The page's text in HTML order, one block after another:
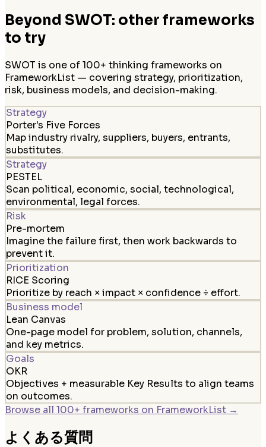
Beyond SWOT: other frameworks
to try
SWOT is one of 100+ thinking frameworks on
FrameworkList — covering strategy, prioritization,
risk, business models, and decision-making.
Strategy
Porter's Five Forces
Map industry rivalry, suppliers, buyers, entrants,
substitutes.
Strategy
PESTEL
Scan political, economic, social, technological,
environmental, legal forces.
Risk
Pre-mortem
Imagine the failure first, then work backwards to
prevent it.
Prioritization
RICE Scoring
Prioritize by reach × impact × confidence ÷ effort.
Business model
Lean Canvas
One-page model for problem, solution, channels,
and key metrics.
Goals
OKR
Objectives + measurable Key Results to align teams
on outcomes.
Browse all 100+ frameworks on FrameworkList →
よくある質問